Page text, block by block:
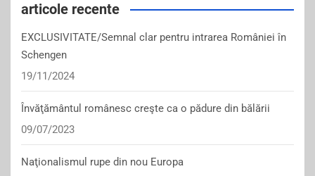
articole recente
EXCLUSIVITATE/Semnal clar pentru intrarea României în
Schengen
19/11/2024
Învăţământul românesc creşte ca o pădure din bălării
09/07/2023
Naţionalismul rupe din nou Europa